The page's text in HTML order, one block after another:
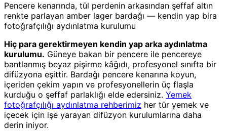
Pencere kenarında, tül perdenin arkasından şeffaf altın
renkte parlayan amber lager bardağı — kendin yap bira
fotoğrafçılığı aydınlatma kurulumu
Hiç para gerektirmeyen kendin yap arka aydınlatma
kurulumu. Güneye bakan bir pencere ile pencereye
bantlanmış beyaz pişirme kâğıdı, profesyonel sınıfta bir
difüzyona eşittir. Bardağı pencere kenarına koyun,
içeriden çekim yapın ve profesyonellerin üç flaşla
kurduğu o şeffaf parlaklığı elde edersiniz. Yemek
fotoğrafçılığı aydınlatma rehberimiz her tür yemek ve
içecek için işe yarayan difüzyon kurulumlarına daha
derin iniyor.